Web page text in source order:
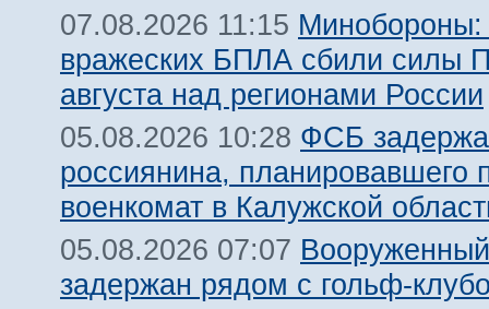
07.08.2026 11:15 Минобороны:
вражеских БПЛА сбили силы
августа над регионами России
05.08.2026 10:28 ФСБ
россиянина, планировавшего
военкомат в Калужской
05.08.2026 07:07
задержан рядом с гольф-